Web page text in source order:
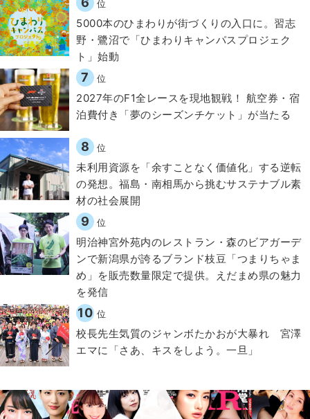
位
5000本のひまわりが街づくりの入口に。習志
野・鷺沼で「ひまわりキャンパスプロジェク
ト」始動
7 位
2027年のF1全レースを現地観戦！ 航空券・宿
泊費付き「夢のシーズンチケット」が当たる
8 位
​​未利用資源を「余すことなく価値化」する逆転
の発想。福島・南相馬から挑むサステナブル素
材の社会展開​
9 位
明治神宮外苑内のレストラン・森のビアガーデ
ンで新潟県が誇るブランド枝豆「つまりちゃま
め」を販売数量限定で提供。えだまめ県の魅力
を発信
10 位
校長先生気質のジャンボたかおが大暴れ 宮澤
エマに「さあ、キスをしよう。一旦」